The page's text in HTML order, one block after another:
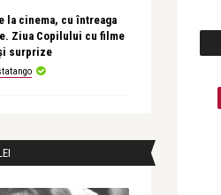
la cinema, cu întreaga
Ziua Copilului cu filme
surprize